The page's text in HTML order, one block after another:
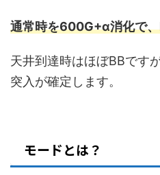
通常時を600G+α消化で
天井到達時はほぼBBです
突入が確定します。
モードとは？